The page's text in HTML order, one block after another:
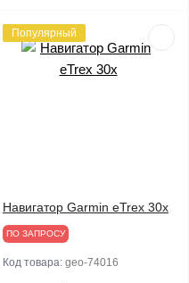
Популярный
Навигатор Garmin eTrex 30x
ПО ЗАПРОСУ
Код товара: geo-74016